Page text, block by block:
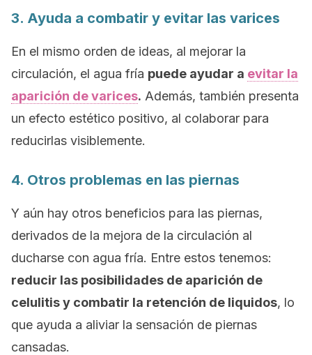
3. Ayuda a combatir y evitar las varices
En el mismo orden de ideas, al mejorar la
circulación, el agua fría puede ayudar a evitar la
aparición de varices. Además, también presenta
un efecto estético positivo, al colaborar para
reducirlas visiblemente.
4. Otros problemas en las piernas
Y aún hay otros beneficios para las piernas,
derivados de la mejora de la circulación al
ducharse con agua fría. Entre estos tenemos:
reducir las posibilidades de aparición de
celulitis y combatir la retención de liquidos, lo
que ayuda a aliviar la sensación de piernas
cansadas.